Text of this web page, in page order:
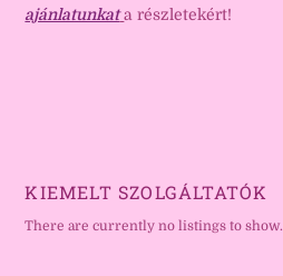
ajánlatunkat a részletekért!
KIEMELT SZOLGÁLTATÓK
There are currently no listings to show.